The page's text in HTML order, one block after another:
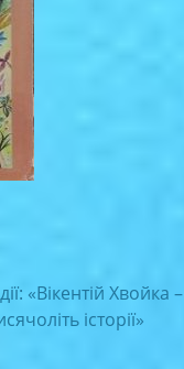
«Вікентій Хвойка –
історії»